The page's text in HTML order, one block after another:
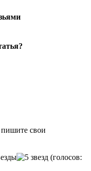
пишите свои
(голосов: